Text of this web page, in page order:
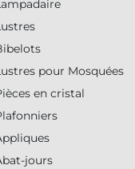
pour Mosquées
en cristal
jours